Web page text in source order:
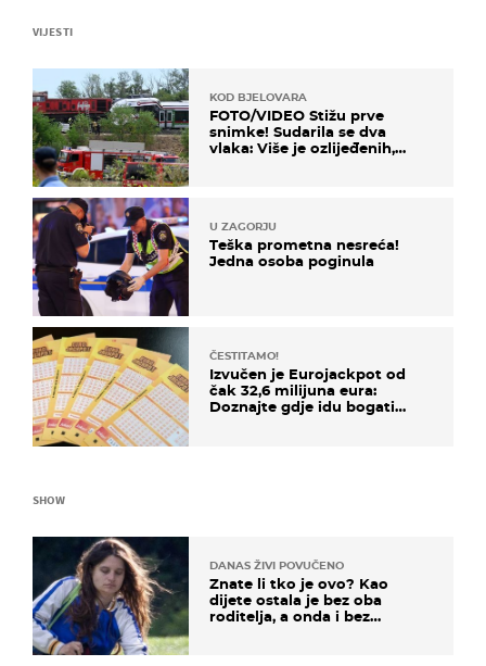
VIJESTI
KOD BJELOVARA
FOTO/VIDEO Stižu prve
snimke! Sudarila se dva
vlaka: Više je ozlijeđenih,
U ZAGORJU
Teška prometna nesreća!
Jedna osoba poginula
ČESTITAMO!
Izvučen je Eurojackpot od
čak 32,6 milijuna eura:
Doznajte gdje idu bogati
SHOW
DANAS ŽIVI POVUČENO
Znate li tko je ovo? Kao
dijete ostala je bez oba
roditelja, a onda i bez